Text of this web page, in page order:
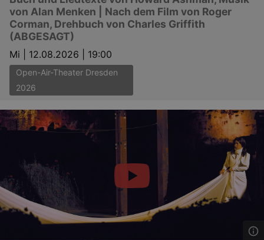
von Alan Menken | Nach dem Film von Roger
Corman, Drehbuch von Charles Griffith
(ABGESAGT)
Mi | 12.08.2026 | 19:00
Open-Air-Theater Dresden
2026